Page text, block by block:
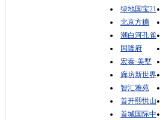
绿地国宝21
北京方糖
潮白河孔雀
国隆府
宏泰·美墅
廊坊新世界
智汇雅苑
首开熙悦山
首城国际中